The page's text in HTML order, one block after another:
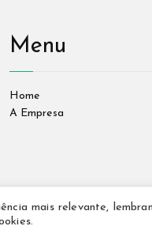
Menu
Home
A Empresa
Copyright
mais relevante,